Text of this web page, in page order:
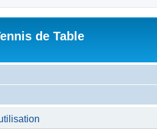
de Table